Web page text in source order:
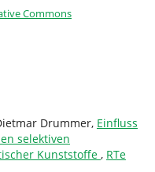
Commons
Drummer, Einfluss
selektiven
Kunststoffe , RTe